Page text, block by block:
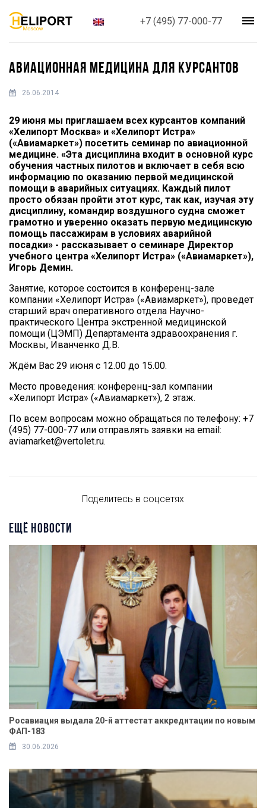
+7 (495) 77-000-77
АВИАЦИОННАЯ МЕДИЦИНА ДЛЯ КУРСАНТОВ
26.06.2014
29 июня мы приглашаем всех курсантов компаний
«Хелипорт Москва» и «Хелипорт Истра»
(«Авиамаркет») посетить семинар по авиационной
медицине. «Эта дисциплина входит в основной курс
обучения частных пилотов и включает в себя всю
информацию по оказанию первой медицинской
помощи в аварийных ситуациях. Каждый пилот
просто обязан пройти этот курс, так как, изучая эту
дисциплину, командир воздушного судна сможет
грамотно и уверенно оказать первую медицинскую
помощь пассажирам в условиях аварийной
посадки» - рассказывает о семинаре Директор
учебного центра «Хелипорт Истра» («Авиамаркет»),
Игорь Демин.
Занятие, которое состоится в конференц-зале
компании «Хелипорт Истра» («Авиамаркет»), проведет
старший врач оперативного отдела Научно-
практического Центра экстренной медицинской
помощи (ЦЭМП) Департамента здравоохранения г.
Москвы, Иванченко Д.В.
Ждём Вас 29 июня с 12.00 до 15.00.
Место проведения: конференц-зал компании
«Хелипорт Истра» («Авиамаркет»), 2 этаж.
По всем вопросам можно обращаться по телефону: +7
(495) 77-000-77 или отправлять заявки на email:
aviamarket@vertolet.ru.
Поделитесь в соцсетях
ЕЩЁ НОВОСТИ
Росавиация выдала 20-й аттестат аккредитации по новым
ФАП-183
30.06.2026